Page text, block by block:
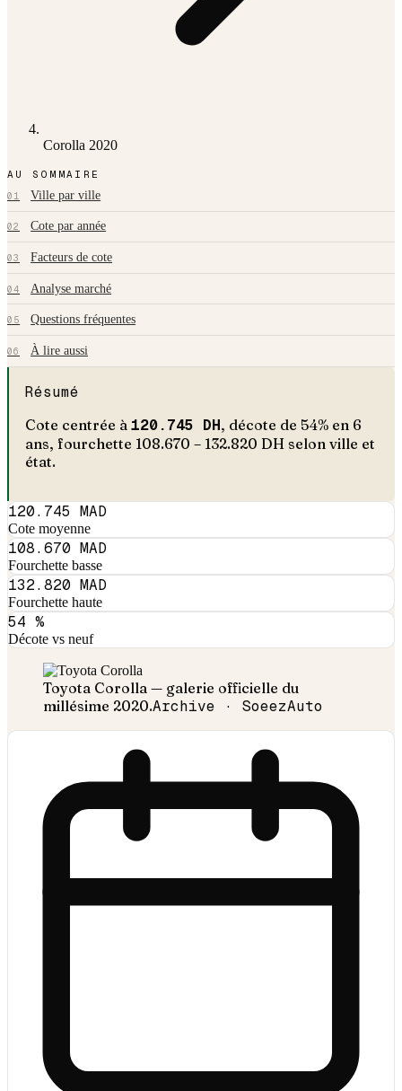
Corolla 2020
AU SOMMAIRE
01 Ville par ville
02 Cote par année
03 Facteurs de cote
04 Analyse marché
05 Questions fréquentes
06 À lire aussi
Résumé
Cote centrée à 120.745 DH, décote de 54% en 6
ans, fourchette 108.670 – 132.820 DH selon ville et
état.
120.745 MAD
Cote moyenne
108.670 MAD
Fourchette basse
132.820 MAD
Fourchette haute
54 %
Décote vs neuf
Toyota Corolla — galerie officielle du
millésime 2020.Archive · SoeezAuto